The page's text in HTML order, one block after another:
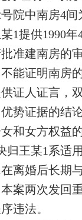
院中南房4间
1提供1990年
准建南房的
能证明南房
证人证言，
势证据的结
和女方权益
归王某1系适
离婚后长期
案两次发回
违法。